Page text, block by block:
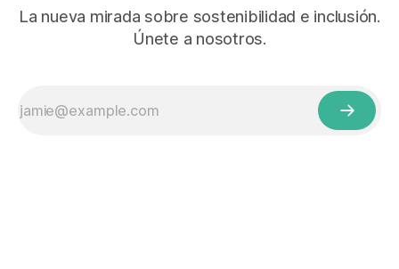
La nueva mirada sobre sostenibilidad e inclusión.
Únete a nosotros.